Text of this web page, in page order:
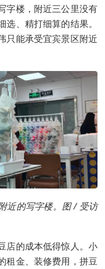
字楼，附近三公里没有
、精打细算的结果。
只能承受宜宾景区附近
近的写字楼。图 / 受访
店的成本低得惊人。小
租金、装修费用，拼豆